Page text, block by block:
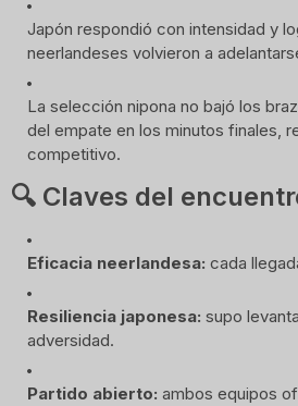
Japón respondió con intensidad y
neerlandeses volvieron a
La selección nipona no bajó los
del empate en los minutos finales,
competitivo.
🔍 Claves del
Eficacia neerlandesa: cada
Resiliencia japonesa: supo
adversidad.
Partido abierto: ambos equipos